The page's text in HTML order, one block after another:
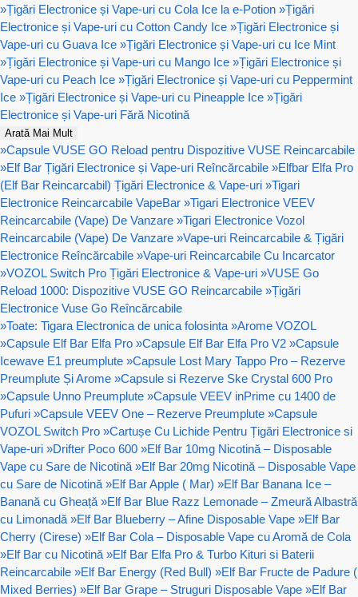
»Țigări Electronice și Vape-uri cu Cola Ice la e-Potion »Țigări
Electronice și Vape-uri cu Cotton Candy Ice »Țigări Electronice și
Vape-uri cu Guava Ice »Țigări Electronice și Vape-uri cu Ice Mint
»Țigări Electronice și Vape-uri cu Mango Ice »Țigări Electronice și
Vape-uri cu Peach Ice »Țigări Electronice și Vape-uri cu Peppermint
Ice »Țigări Electronice și Vape-uri cu Pineapple Ice »Țigări
Electronice și Vape-uri Fără Nicotină
Arată Mai Mult
»Capsule VUSE GO Reload pentru Dispozitive VUSE Reincarcabile
»Elf Bar Țigări Electronice și Vape-uri Reîncărcabile »Elfbar Elfa Pro
(Elf Bar Reincarcabil) Țigări Electronice & Vape-uri »Tigari
Electronice Reincarcabile VapeBar »Tigari Electronice VEEV
Reincarcabile (Vape) De Vanzare »Tigari Electronice Vozol
Reincarcabile (Vape) De Vanzare »Vape-uri Reincarcabile & Țigări
Electronice Reîncărcabile »Vape-uri Reincarcabile Cu Incarcator
»VOZOL Switch Pro Țigări Electronice & Vape-uri »VUSE Go
Reload 1000: Dispozitive VUSE GO Reincarcabile »Țigări
Electronice Vuse Go Reîncărcabile
»Toate: Tigara Electronica de unica folosinta »Arome VOZOL
»Capsule Elf Bar Elfa Pro »Capsule Elf Bar Elfa Pro V2 »Capsule
Icewave E1 preumplute »Capsule Lost Mary Tappo Pro – Rezerve
Preumplute Și Arome »Capsule si Rezerve Ske Crystal 600 Pro
»Capsule Unno Preumplute »Capsule VEEV inPrime cu 1400 de
Pufuri »Capsule VEEV One – Rezerve Preumplute »Capsule
VOZOL Switch Pro »Cartușe Cu Lichide Pentru Țigări Electronice si
Vape-uri »Drifter Poco 600 »Elf Bar 10mg Nicotină – Disposable
Vape cu Sare de Nicotină »Elf Bar 20mg Nicotină – Disposable Vape
cu Sare de Nicotină »Elf Bar Apple ( Mar) »Elf Bar Banana Ice –
Banană cu Gheață »Elf Bar Blue Razz Lemonade – Zmeură Albastră
cu Limonadă »Elf Bar Blueberry – Afine Disposable Vape »Elf Bar
Cherry (Cirese) »Elf Bar Cola – Disposable Vape cu Aromă de Cola
»Elf Bar cu Nicotină »Elf Bar Elfa Pro & Turbo Kituri si Baterii
Reincarcabile »Elf Bar Energy (Red Bull) »Elf Bar Fructe de Padure (
Mixed Berries) »Elf Bar Grape – Struguri Disposable Vape »Elf Bar